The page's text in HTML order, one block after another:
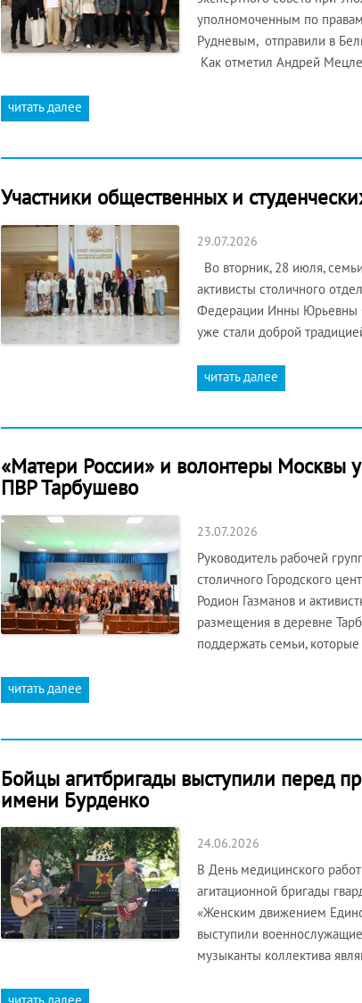
уполномоченным по
Рудневым, отправили в
Как отметил Андрей
читать далее
Участники общественных и
29.07.2026
Во вторник, 28 июля,
активисты столичного
Федерации Инны Юрьевны
уже стали доброй
читать далее
«Матери России» и волонтеры Москвы
ПВР Тарбушево
23.07.2026
Руководитель рабочей
столичного Городского
Родион Газманов и
размещения в деревне
поддержать семьи,
читать далее
Бойцы агитбригады выступили перед
имени Бурденко
24.06.2026
В День медицинского
агитационной бригады
«Женским движением
выступили
музыканты коллектива